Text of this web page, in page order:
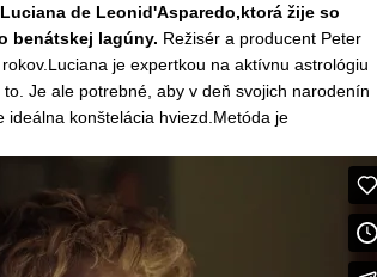
de Leonid'Asparedo,ktorá žije so
benátskej lagúny. Režisér a producent Peter
je expertkou na aktívnu astrológiu
Je ale potrebné, aby v deň svojich narodenín
konštelácia hviezd.Metóda je